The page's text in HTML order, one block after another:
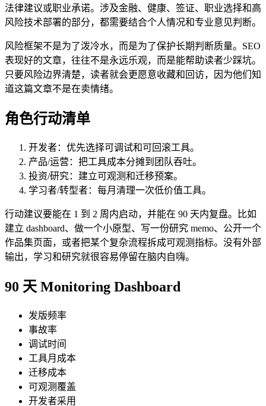
法律建议或职业承诺。涉及金融、健康、签证、职业选择和高
风险技术部署的部分，都需要结合个人情况和专业意见判断。
风险框架不是为了泼冷水，而是为了保护长期判断质量。SEO
表现好的文章，往往不是永远乐观，而是能帮助读者少踩坑。
只要风险边界清楚，读者就会更愿意收藏和回访，因为他们知
道这篇文章不是在卖情绪。
角色行动清单
开发者：优先选择可调试和可回滚工具。
产品/运营：把工具成本分摊到团队吞吐。
投资/研究：建立可观测和迁移预案。
学习者/转型者：每月清理一次低价值工具。
行动建议要能在 1 到 2 周内启动，并能在 90 天内复盘。比如
建立 dashboard、做一个小原型、写一份研究 memo、公开一个
作品集页面，或者把某个复杂流程拆成可观测指标。没有外部
输出，学习和研究就很容易停留在脑内自嗨。
90 天 Monitoring Dashboard
发版频率
事故率
调试时间
工具月成本
迁移成本
可观测覆盖
开发者采用